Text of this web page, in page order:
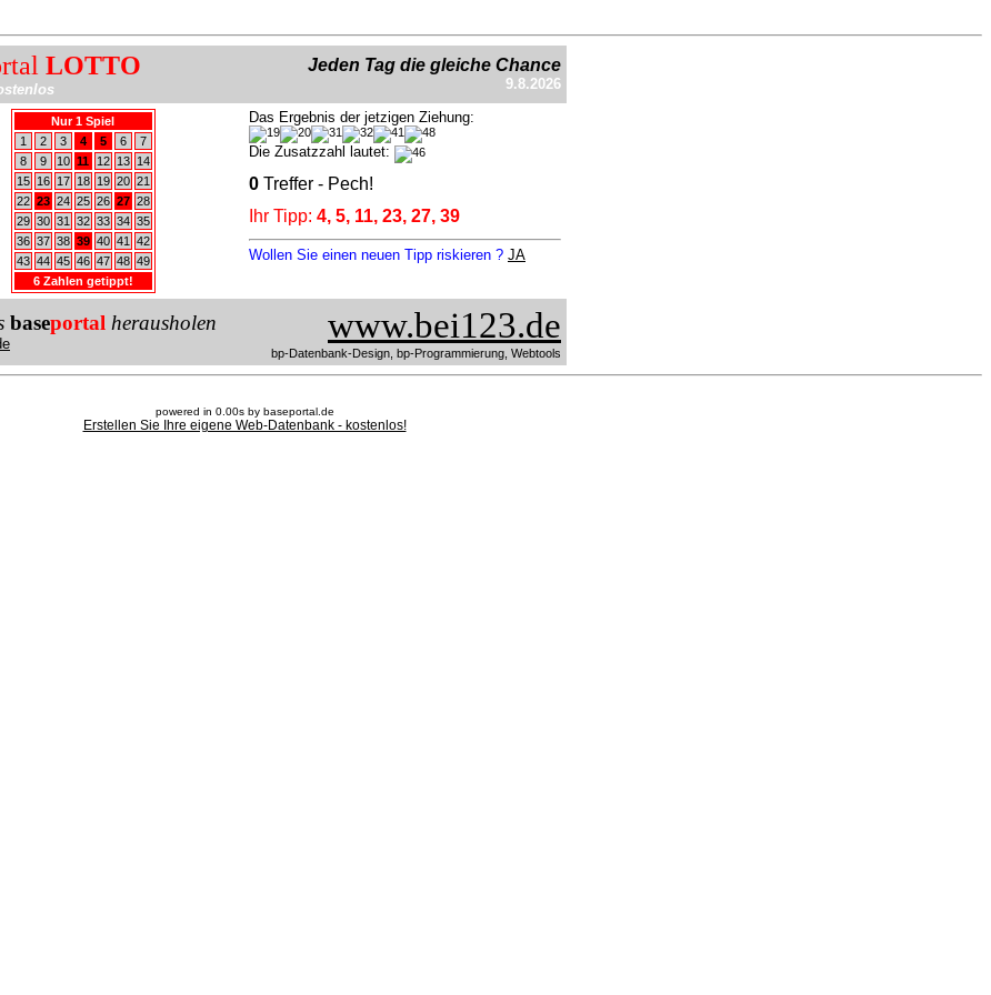
LOTTO Jeden Tag die gleiche Chance
9.8.2026
Nur 1 Spiel
1
2 3 4 5 6
7
8
9 10 11 12 13
14
15
16 17 18 19 20 21
22 23 24 25 26 27 28
29 30 31 32 33 34 35
36 37 38 39 40 41
42
43 44 45 46 47 48 49
6 Zahlen getippt!
Das Ergebnis der jetzigen Ziehung:
Die Zusatzzahl lautet:
0 Treffer - Pech!
Ihr Tipp: 4, 5, 11, 23, 27, 39
Wollen Sie einen neuen Tipp riskieren ? JA
baseportal herausholen www.bei123.de
bp-Datenbank-Design, bp-Programmierung, Webtools
powered in 0.00s by baseportal.de
Erstellen Sie Ihre eigene Web-Datenbank - kostenlos!